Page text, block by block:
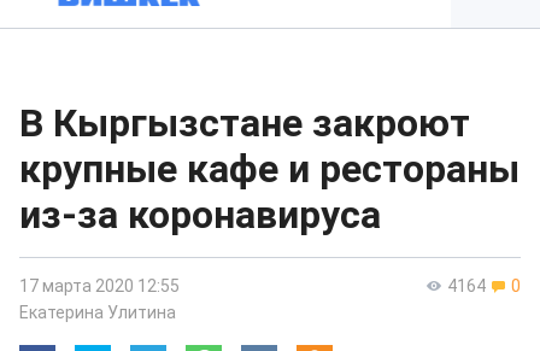
В Кыргызстане закроют
крупные кафе и рестораны
из-за коронавируса
4164 0
17 марта 2020 12:55
Екатерина Улитина